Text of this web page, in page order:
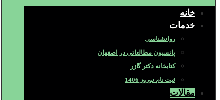
خانه
خدمات
روانشناسی
پانسیون مطالعاتی در اصفهان
کتابخانه دکتر گازر
ثبت نام نوروز 1406
مقالات